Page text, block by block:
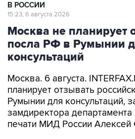
В РОССИИ
15:23, 6 августа 2026
Москва не планирует
посла РФ в Румынии
консультаций
Москва. 6 августа.
планирует отзывать
Румынии для консультаций,
замдиректора
печати МИД России